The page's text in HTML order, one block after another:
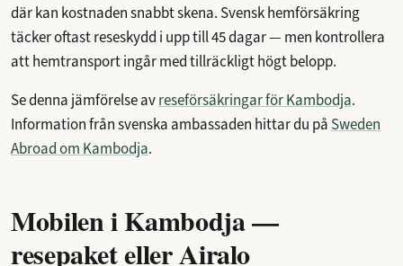
där kan kostnaden snabbt skena. Svensk hemförsäkring
täcker oftast reseskydd i upp till 45 dagar — men kontrollera
att hemtransport ingår med tillräckligt högt belopp.
Se denna jämförelse avreseförsäkringar för Kambodja.
Information från svenska ambassaden hittar du på Sweden
Abroad om Kambodja.
Mobilen i Kambodja —
resepaket eller Airalo